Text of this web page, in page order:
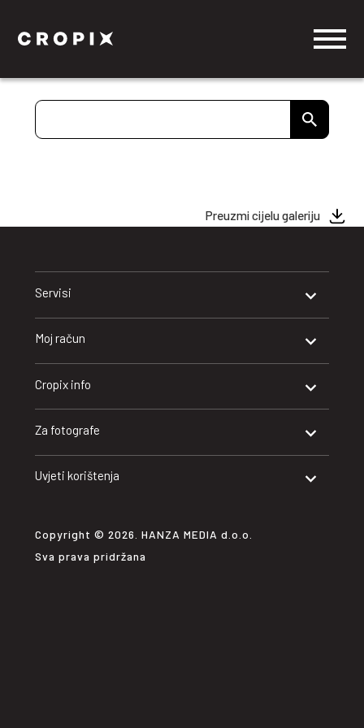
Preuzmi cijelu galeriju
Servisi
Moj račun
Cropix info
Za fotografe
Uvjeti korištenja
Copyright © 2026. HANZA MEDIA d.o.o.
Sva prava pridržana